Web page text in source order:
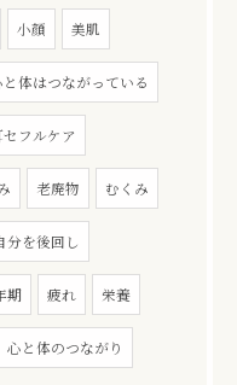
小顔 美肌
と体はつながっている
セフルケア
老廃物 むくみ
分を後回し
期 疲れ 栄養
心と体のつながり